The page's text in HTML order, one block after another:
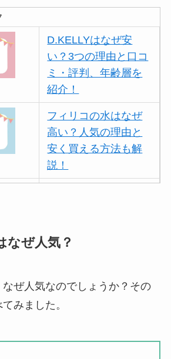
D.KELLYはなぜ安
い？3つの理由と口コ
ミ・評判、年齢層を
紹介！
フィリコの水はなぜ
高い？人気の理由と
安く買える方法も解
説！
を紹介！
い理由は？なぜ人
気？安く買う方法も
THE STEM CELL フ
なぜ人気？
ぜ人気なのでしょうか？その
みました。